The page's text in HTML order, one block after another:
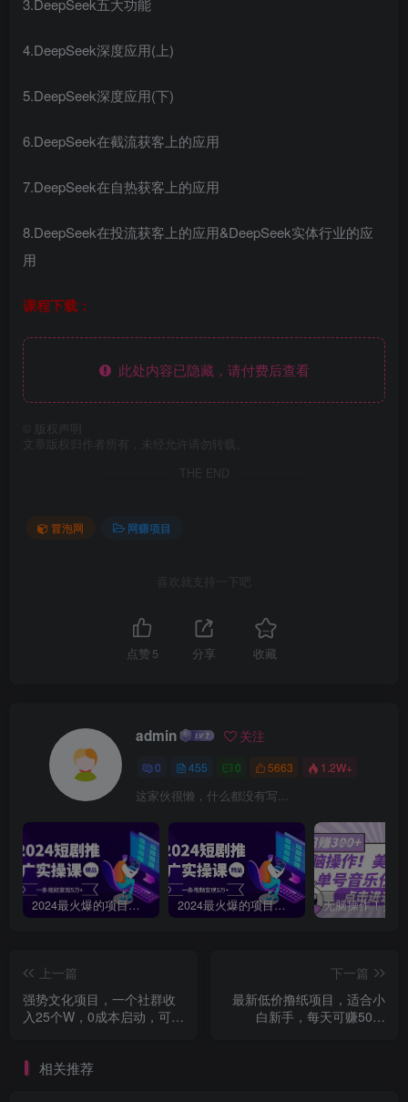
4.DeepSeek深度应用(上)
5.DeepSeek深度应用(下)
6.DeepSeek在截流获客上的应用
7.DeepSeek在自热获客上的应用
8.DeepSeek在投流获客上的应用&DeepSeek实体行业的应
用
课程下载：
此处内容已隐藏，请付费后查看
版权声明
文章版权归作者所有，未经允许请勿转载。
THE END
冒泡网 网赚项目
喜欢就支持一下吧
点赞 5 分享 收藏
admin 关注
0 455 0 5663 1.2W+
这家伙很懒，什么都没有写...
2024最火爆的项目短剧推广实操课，一条视频变现5万+【附软件工具】 2024最火爆的项目短剧推广实操课 一条视频变现5万+(附软件工具
上一篇
强势文化项目，一个社群收
入25个W，0成本启动，可矩
下一篇
最新低价撸纸项目，适合小
白新手，每天可赚50－
相关推荐